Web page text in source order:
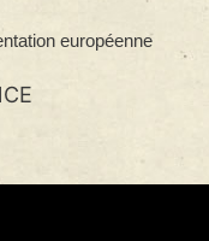
européenne